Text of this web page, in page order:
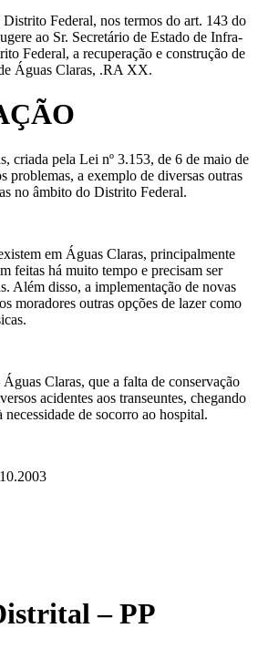
Federal, nos termos do art. 143 do
ao Sr. Secretário de Estado de Infra-
Federal, a recuperação e construção de
Águas Claras, .RA XX.
criada pela Lei nº 3.153, de 6 de maio de
problemas, a exemplo de diversas outras
no âmbito do Distrito Federal.
em Águas Claras, principalmente
feitas há muito tempo e precisam ser
Além disso, a implementação de novas
moradores outras opções de lazer como
Claras, que a falta de conservação
acidentes aos transeuntes, chegando
necessidade de socorro ao hospital.
– PP